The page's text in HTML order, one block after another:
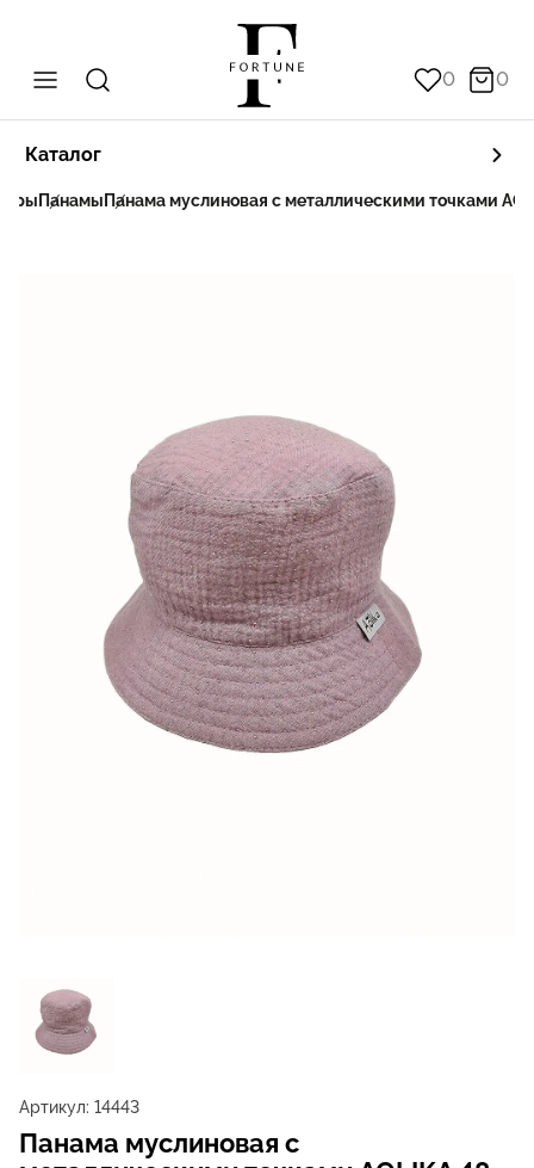
0 0
Каталог
Панамы Панама муслиновая с металлическими точками
Артикул: 14443
Панама муслиновая с